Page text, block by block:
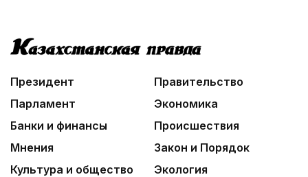
Президент
Правительство
Парламент
Экономика
Банки и финансы
Происшествия
Мнения
Закон и Порядок
Культура и общество
Экология